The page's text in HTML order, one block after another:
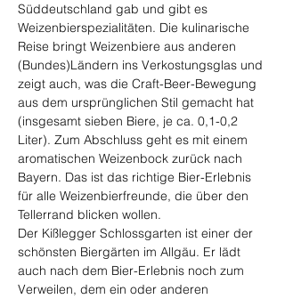
Süddeutschland gab und gibt es
Weizenbierspezialitäten. Die kulinarische
Reise bringt Weizenbiere aus anderen
(Bundes)Ländern ins Verkostungsglas und
zeigt auch, was die Craft-Beer-Bewegung
aus dem ursprünglichen Stil gemacht hat
(insgesamt sieben Biere, je ca. 0,1-0,2
Liter). Zum Abschluss geht es mit einem
aromatischen Weizenbock zurück nach
Bayern. Das ist das richtige Bier-Erlebnis
für alle Weizenbierfreunde, die über den
Tellerrand blicken wollen.
Der Kißlegger Schlossgarten ist einer der
schönsten Biergärten im Allgäu. Er lädt
auch nach dem Bier-Erlebnis noch zum
Verweilen, dem ein oder anderen